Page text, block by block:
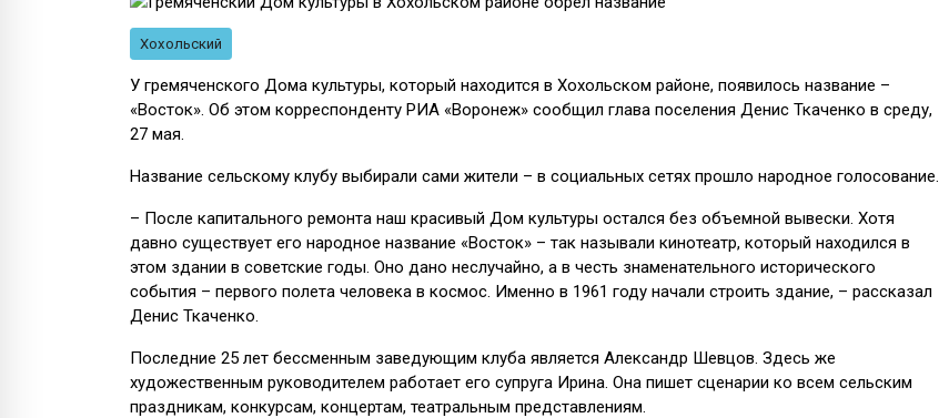
Хохольский
У гремяченского Дома культуры, который находится в Хохольском районе, появилось название –
«Восток». Об этом корреспонденту РИА «Воронеж» сообщил глава поселения Денис Ткаченко в среду,
27 мая.
Название сельскому клубу выбирали сами жители – в социальных сетях прошло народное голосование.
– После капитального ремонта наш красивый Дом культуры остался без объемной вывески. Хотя
давно существует его народное название «Восток» – так называли кинотеатр, который находился в
этом здании в советские годы. Оно дано неслучайно, а в честь знаменательного исторического
события – первого полета человека в космос. Именно в 1961 году начали строить здание, – рассказал
Денис Ткаченко.
Последние 25 лет бессменным заведующим клуба является Александр Шевцов. Здесь же
художественным руководителем работает его супруга Ирина. Она пишет сценарии ко всем сельским
праздникам, конкурсам, концертам, театральным представлениям.